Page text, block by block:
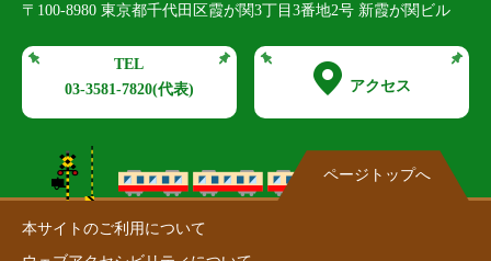
〒100-8980 東京都千代田区霞が関3丁目3番地2号 新霞が関ビル
TEL
03-3581-7820(代表) アクセス
本サイトのご利用について
ページトップへ